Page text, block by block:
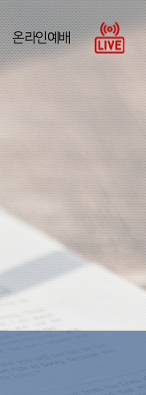
온라인예배